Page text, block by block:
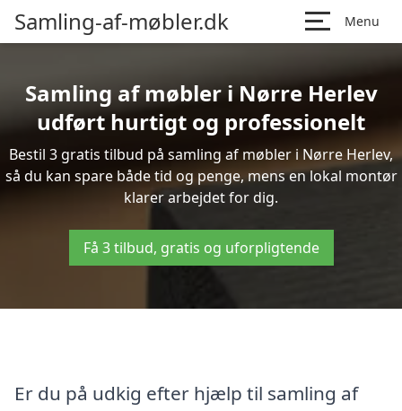
Samling-af-møbler.dk Menu
Samling af møbler i Nørre Herlev
udført hurtigt og professionelt
Bestil 3 gratis tilbud på samling af møbler i Nørre Herlev,
så du kan spare både tid og penge, mens en lokal montør
klarer arbejdet for dig.
Få 3 tilbud, gratis og uforpligtende
Er du på udkig efter hjælp til samling af